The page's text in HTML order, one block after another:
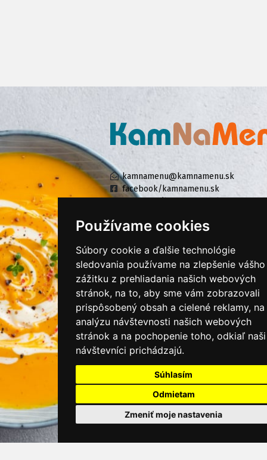
Používame cookies
Súbory cookie a ďalšie technológie
sledovania používame na zlepšenie vášho
zážitku z prehliadania našich webových
stránok, na to, aby sme vám zobrazovali
prispôsobený obsah a cielené reklamy, na
analýzu návštevnosti našich webových
stránok a na pochopenie toho, odkiaľ naši
návštevníci prichádzajú.
Súhlasím
Odmietam
Zmeniť moje nastavenia
kamnamenu@kamnamenu.sk
facebook/kamnamenu.sk
KONTAKTUJTE NÁS
PRIHLÁSIŤ SA DO ZÁKAZNÍCKEJ ZÓNY
Všeobecné obchodné podmienky
Ochrana osobných údajov
Cookies
Moje KamNaMenu
Pridať reštauráciu
Cenník balíkov